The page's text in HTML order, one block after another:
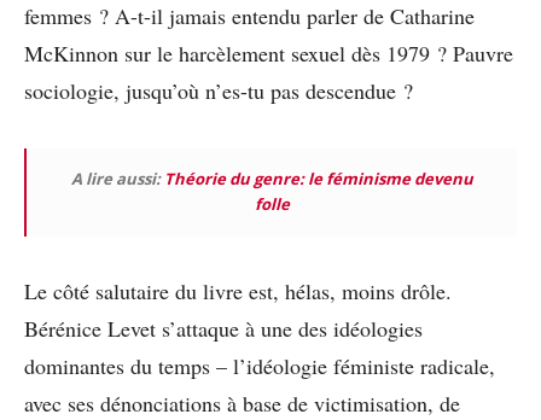
femmes ? A-t-il jamais entendu parler de Catharine
McKinnon sur le harcèlement sexuel dès 1979 ? Pauvre
sociologie, jusqu’où n’es-tu pas descendue ?
A lire aussi: Théorie du genre: le féminisme devenu
folle
Le côté salutaire du livre est, hélas, moins drôle.
Bérénice Levet s’attaque à une des idéologies
dominantes du temps – l’idéologie féministe radicale,
avec ses dénonciations à base de victimisation, de